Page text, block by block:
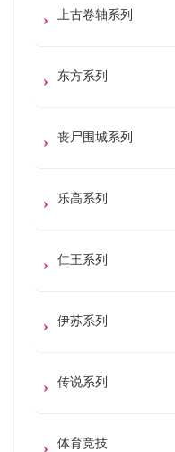
上古卷轴系列
东方系列
丧尸围城系列
乐高系列
仁王系列
伊苏系列
传说系列
体育竞技